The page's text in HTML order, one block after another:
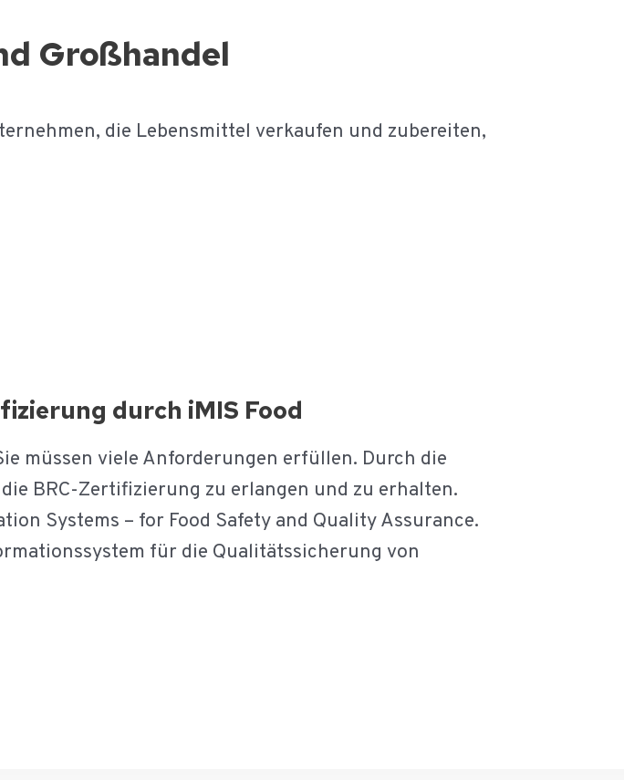
Großhandel
die Lebensmittel verkaufen und zubereiten,
durch iMIS Food
müssen viele Anforderungen erfüllen. Durch die
BRC-Zertifizierung zu erlangen und zu erhalten.
Systems – for Food Safety and Quality Assurance.
für die Qualitätssicherung von